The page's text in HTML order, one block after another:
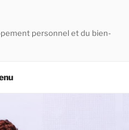
personnel et du bien-